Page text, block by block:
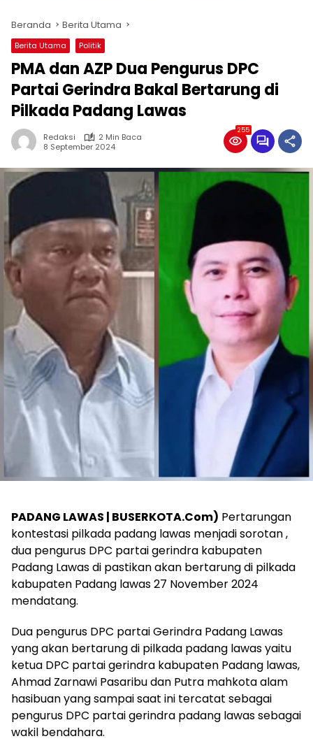
Beranda Berita Utama
Berita Utama Politik
PMA dan AZP Dua Pengurus DPC
Partai Gerindra Bakal Bertarung di
Pilkada Padang Lawas
Redaksi
2 Min Baca
8 September 2024
255
PADANG LAWAS | BUSERKOTA.Com) Pertarungan
kontestasi pilkada padang lawas menjadi sorotan ,
dua pengurus DPC partai gerindra kabupaten
Padang Lawas di pastikan akan bertarung di pilkada
kabupaten Padang lawas 27 November 2024
mendatang.
Dua pengurus DPC partai Gerindra Padang Lawas
yang akan bertarung di pilkada padang lawas yaitu
ketua DPC partai gerindra kabupaten Padang lawas,
Ahmad Zarnawi Pasaribu dan Putra mahkota alam
hasibuan yang sampai saat ini tercatat sebagai
pengurus DPC partai gerindra padang lawas sebagai
wakil bendahara.